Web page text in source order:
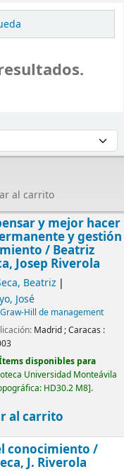
al carrito
y mejor hacer
y gestión
/ Beatriz
Josep Riverola
Beatriz
José
Hill de management
Madrid ; Caracas :
disponibles para
Universidad Monteávila
HD30.2 M8 .
al carrito
conocimiento /
J. Riverola